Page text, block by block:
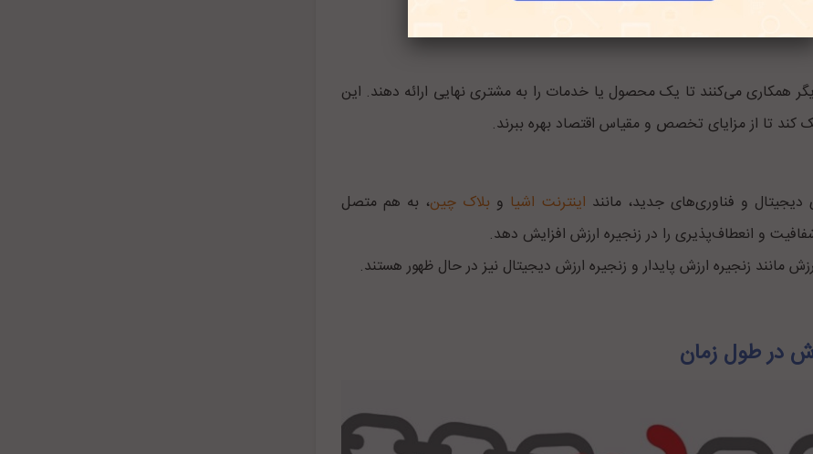
همکاری می‌کنند تا یک محصول یا خدمات را به مشتری نهایی ارائه دهند. این
تا از مزایای تخصص و مقیاس اقتصاد بهره ببرند.
دیجیتال و فناوری‌های جدید، مانند اینترنت اشیا و بلاک چین، به هم متصل
و انعطاف‌پذیری را در زنجیره ارزش افزایش دهد.
مانند زنجیره ارزش پایدار و زنجیره ارزش دیجیتال نیز در حال ظهور هستند.
در طول زمان